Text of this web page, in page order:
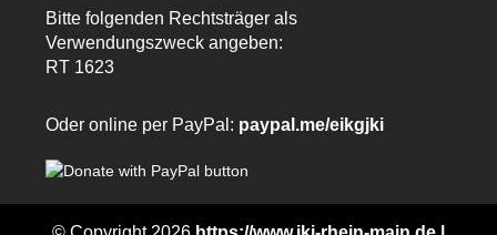
Bitte folgenden Rechtsträger als
Verwendungszweck angeben:
RT 1623
Oder online per PayPal: paypal.me/eikgjki